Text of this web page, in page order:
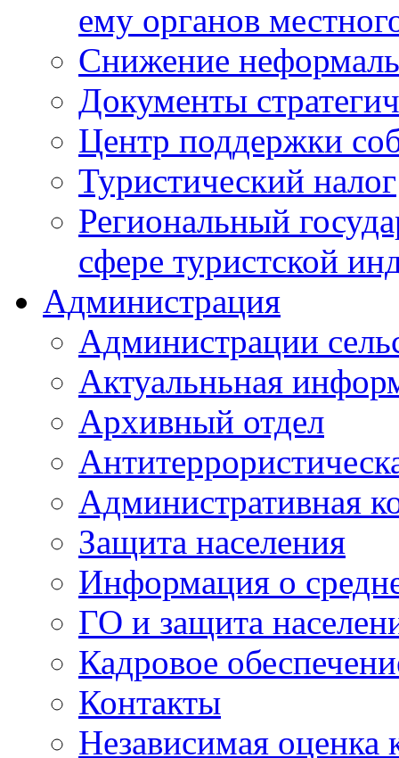
ему органов
Снижение
Документы
Центр поддержки
Туристический налог
Региональный
сфере туристской
Администрация
Администрации
Актуальньная
Архивный отдел
Административная
Защита населения
Информация о
ГО и защита
Кадровое
Контакты
Независимая оценка